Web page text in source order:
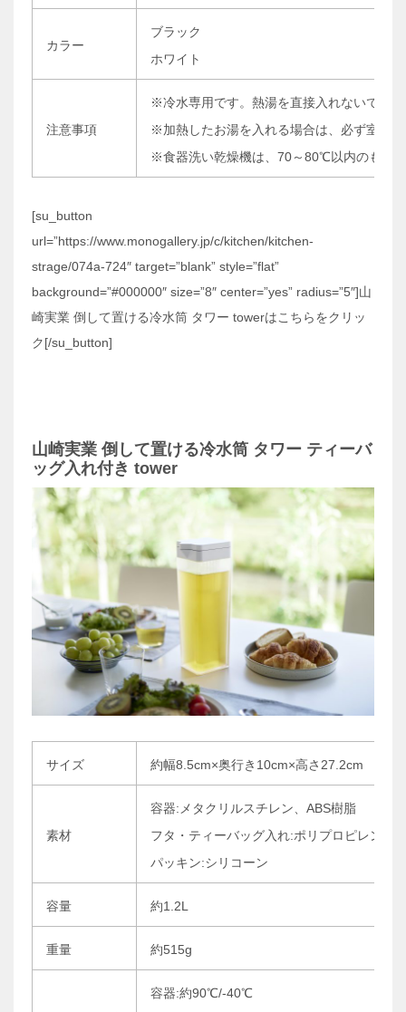
カラー
ブラック
ホワイト
注意事項
※冷水専用です。熱湯を直接入れないで下
※加熱したお湯を入れる場合は、必ず室温
※食器洗い乾燥機は、70～80℃以内のもの
[su_button
url=”https://www.monogallery.jp/c/kitchen/kitchen-
strage/074a-724″ target=”blank” style=”flat”
background=”#000000″ size=”8″ center=”yes” radius=”5″]山
崎実業 倒して置ける冷水筒 タワー towerはこちらをクリッ
ク[/su_button]
山崎実業 倒して置ける冷水筒 タワー ティーバ
ッグ入れ付き tower
サイズ 約幅8.5cm×奥行き10cm×高さ27.2cm
素材
容器:メタクリルスチレン、ABS樹脂
フタ・ティーバッグ入れ:ポリプロピレン
パッキン:シリコーン
容量 約1.2L
重量 約515g
容器:約90℃/-40℃